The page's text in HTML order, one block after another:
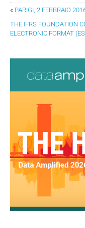
« PARIGI, 2 FEBBRAIO
THE IFRS FOUNDATION
ELECTRONIC FORMAT